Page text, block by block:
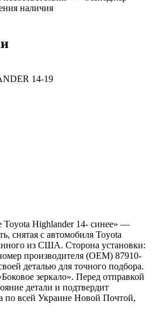
наличия
14-19
Toyota Highlander 14- синее» —
снятая с автомобиля Toyota
из США. Сторона установки:
производителя (OEM) 87910-
деталью для точного подбора.
зеркало». Перед отправкой
детали и подтвердит
по всей Украине Новой Почтой,